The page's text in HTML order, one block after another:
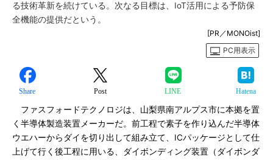
る技術革新を続けている。次なる目標は、IoT活用による予防保
全機能の提供だという。
[PR／MONOist]
PC用表示
Share Post LINE Hatena
ファスフォードテクノロジは、山梨県南アルプス市に本拠を置
く半導体製造装置メーカーだ。前工程で素子を作り込んだ半導体
ウエハーからダイを切り出して組み立て、ICパッケージとして仕
上げて行く後工程に用いる、ダイボンディング装置（ダイボンダ